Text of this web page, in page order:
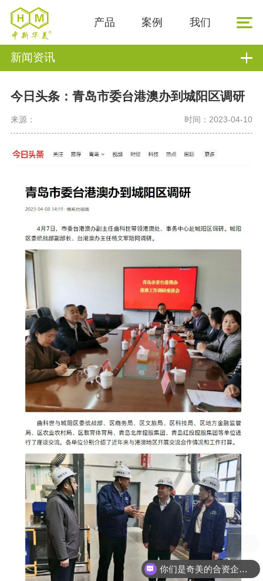
产品 案例 我们
新闻资讯
今日头条：青岛市委台港澳办到城阳区调研
来源： 时间：2023-04-10